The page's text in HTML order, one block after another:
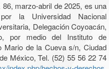
86, marzo-abril de 2025, es una
la Universidad Nacional
Delegación Coyoacán,
por medio del Instituto de
Mario de la Cueva s/n, Ciudad
México, Tel. (52) 55 56 22 74